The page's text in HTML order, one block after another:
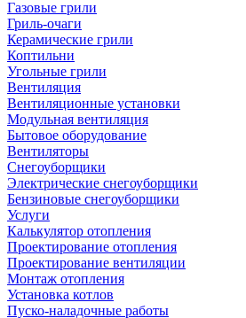
Газовые грили
Гриль-очаги
Керамические грили
Коптильни
Угольные грили
Вентиляция
Вентиляционные установки
Модульная вентиляция
Бытовое оборудование
Вентиляторы
Снегоуборщики
Электрические снегоуборщики
Бензиновые снегоуборщики
Услуги
Калькулятор отопления
Проектирование отопления
Проектирование вентиляции
Монтаж отопления
Установка котлов
Пуско-наладочные работы